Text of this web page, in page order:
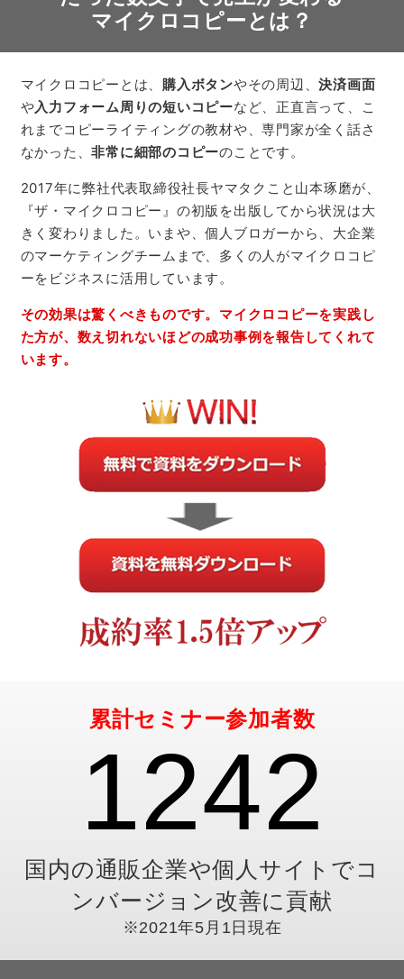
マイクロコピーとは？
マイクロコピーとは、 購入ボタンやその周辺、決済画面
や入力フォーム周りの短いコピーなど、正直言って、こ
れまでコピーライティングの教材や、専門家が全く話さ
なかった、非常に細部のコピーのことです。
2017年に弊社代表取締役社長ヤマタクこと山本琢磨が、
『ザ・マイクロコピー』の初版を出版してから状況は大
きく変わりました。いまや、個人ブロガーから、大企業
のマーケティングチームまで、多くの人がマイクロコピ
ーをビジネスに活用しています。
その効果は驚くべきものです。マイクロコピーを実践し
た方が、数え切れないほどの成功事例を報告してくれて
います。
累計セミナー参加者数
1242
国内の通販企業や個人サイトでコ
ンバージョン改善に貢献